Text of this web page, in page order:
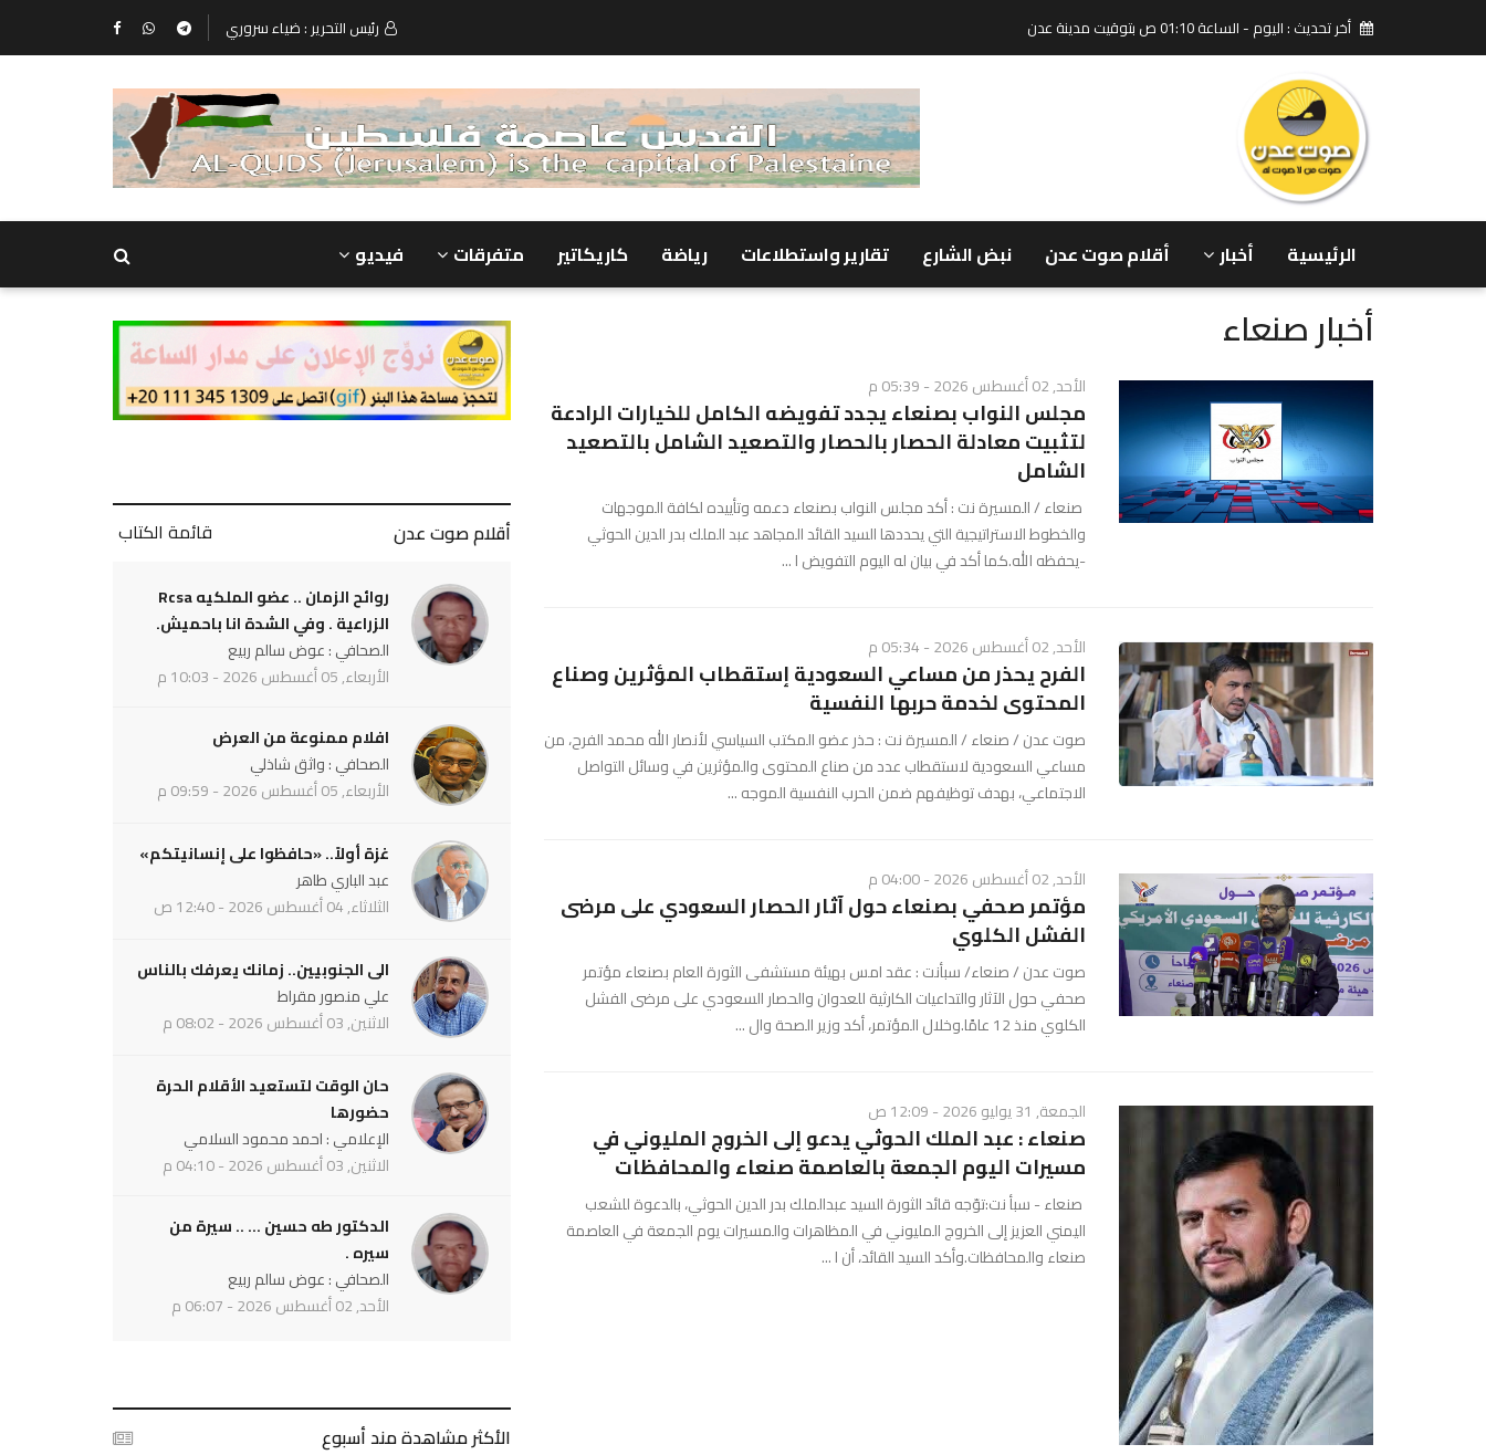
أخر تحديث : اليوم - الساعة 01:10 ص بتوقيت مدينة عدن رئيس التحرير : ضياء سروري
الرئيسية أخبار أقلام صوت عدن نبض الشارع تقارير واستطلاعات رياضة كاريكاتير متفرقات فيديو
أخبار صنعاء
الأحد, 02 أغسطس 2026 - 05:39 م
مجلس النواب بصنعاء يجدد تفويضه الكامل للخيارات الرادعة
لتثبيت معادلة الحصار بالحصار والتصعيد الشامل بالتصعيد
الشامل
صنعاء / المسيرة نت : أكد مجلس النواب بصنعاء دعمه وتأييده لكافة الموجهات
والخطوط الاستراتيجية التي يحددها السيد القائد المجاهد عبد الملك بدر الدين الحوثي
-يحفظه الله.كما أكد في بيان له اليوم التفويض ا ...
الأحد, 02 أغسطس 2026 - 05:34 م
الفرح يحذر من مساعي السعودية إستقطاب المؤثرين وصناع
المحتوى لخدمة حربها النفسية
صوت عدن / صنعاء / المسيرة نت : حذر عضو المكتب السياسي لأنصار الله محمد الفرح، من
مساعي السعودية لاستقطاب عدد من صناع المحتوى والمؤثرين في وسائل التواصل
الاجتماعي، بهدف توظيفهم ضمن الحرب النفسية الموجه ...
الأحد, 02 أغسطس 2026 - 04:00 م
مؤتمر صحفي بصنعاء حول آثار الحصار السعودي على مرضى
الفشل الكلوي
صوت عدن / صنعاء/ سبأنت : عقد امس بهيئة مستشفى الثورة العام بصنعاء مؤتمر
صحفي حول الآثار والتداعيات الكارثية للعدوان والحصار السعودي على مرضى الفشل
الكلوي منذ 12 عامًا.وخلال المؤتمر، أكد وزير الصحة وال ...
الجمعة, 31 يوليو 2026 - 12:09 ص
صنعاء : عبد الملك الحوثي يدعو إلى الخروج المليوني في
مسيرات اليوم الجمعة بالعاصمة صنعاء والمحافظات
صنعاء - سبأ نت:توّجه قائد الثورة السيد عبدالملك بدر الدين الحوثي، بالدعوة للشعب
اليمني العزيز إلى الخروج المليوني في المظاهرات والمسيرات يوم الجمعة في العاصمة
صنعاء والمحافظات.وأكد السيد القائد، أن ا ...
أقلام صوت عدن قائمة الكتاب
روائح الزمان .. عضو الملكيه Rcsa
الزراعية . وفي الشدة انا باحميش.
الصحافي : عوض سالم ربيع
الأربعاء, 05 أغسطس 2026 - 10:03 م
افلام ممنوعة من العرض
الصحافي : واثق شاذلي
الأربعاء, 05 أغسطس 2026 - 09:59 م
غزة أولاً.. «حافظوا على إنسانيتكم»
عبد الباري طاهر
الثلاثاء, 04 أغسطس 2026 - 12:40 ص
الى الجنوبيين.. زمانك يعرفك بالناس
علي منصور مقراط
الاثنين, 03 أغسطس 2026 - 08:02 م
حان الوقت لتستعيد الأقلام الحرة
حضورها
الإعلامي : احمد محمود السلامي
الاثنين, 03 أغسطس 2026 - 04:10 م
الدكتور طه حسين ... .. سيرة من
سيره .
الصحافي : عوض سالم ربيع
الأحد, 02 أغسطس 2026 - 06:07 م
الأكثر مشاهدة مند أسبوع